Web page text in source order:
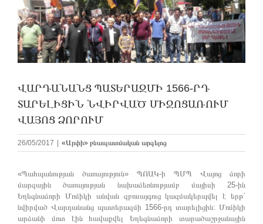
ՎԱՐԴԱՆԱՆՑ ՊԱՏԵՐԱԶՄԻ 1566-ՐԴ
ՏԱՐԵԼԻՑԻՆ ՆՎԻՐՎԱԾ ՄԻՋՈՑԱՌՈՒՄ
ՎԱՅՈՑ ՁՈՐՈՒՄ
26/05/2017 «Արփի» բնապատմական արգելոց
«Պահպանության ծառայություն» ՊՈԱԿ-ի ՊՄՊ Վայոց ձորի
մարզային ծառայության նախաձեռնությամբ մայիսի 25-ին
Եղեգնաձորի Մոմիկի անվան զբոսայգուց կազմակերպվել է երթ`
նվիրված Վարդանանց պատերազմի 1566-րդ տարելիցին: Մոմիկի
արձանի մոտ էին հավաքվել Եղեգնաձորի տարածաշրջանային